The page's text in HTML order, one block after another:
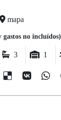
mapa
gastos no incluídos)
3 1